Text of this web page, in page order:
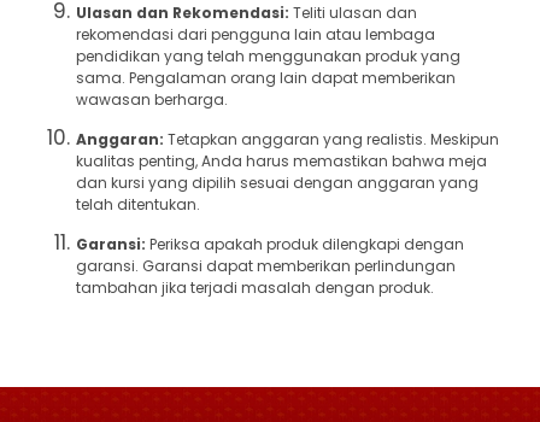
Ulasan dan Rekomendasi: Teliti ulasan dan
rekomendasi dari pengguna lain atau lembaga
pendidikan yang telah menggunakan produk yang
sama. Pengalaman orang lain dapat memberikan
wawasan berharga.
Anggaran: Tetapkan anggaran yang realistis. Meskipun
kualitas penting, Anda harus memastikan bahwa meja
dan kursi yang dipilih sesuai dengan anggaran yang
telah ditentukan.
Garansi: Periksa apakah produk dilengkapi dengan
garansi. Garansi dapat memberikan perlindungan
tambahan jika terjadi masalah dengan produk.